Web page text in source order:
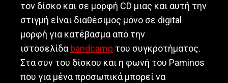
τον δίσκο και σε μορφή CD μιας και αυτή την
στιγμή είναι διαθέσιμος μόνο σε digital
μορφή για κατέβασμα από την
ιστοσελίδα bandcamp του συγκροτήματος.
Στα συν του δίσκου και η φωνή του Paminos
που για μένα προσωπικά μπορεί να